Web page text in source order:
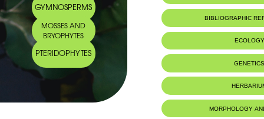
GYMNOSPERMS
MOSSES AND
BRYOPHYTES
PTERIDOPHYTES
Common name: Astragale
Arabic name: ‏قاسي ‏الوبر
BIBLIOGRAPHIC
ECOLOGY
Lebanon
Habitat : Montagnes
LocalisÃ©e
MORPHOLOGY